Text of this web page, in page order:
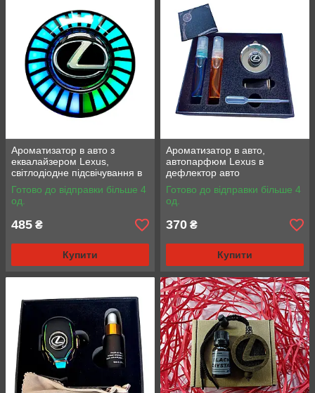
Ароматизатор в авто з
еквалайзером Lexus,
світлодіодне підсвічування в
авто
Готово до відправки більше 4
од.
485 ₴
Купити
Ароматизатор в авто,
автопарфюм Lexus в
дефлектор авто
Готово до відправки більше 4
од.
370 ₴
Купити